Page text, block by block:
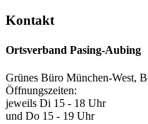
Kontakt
Ortsverband Pasing-Aubing
Grünes Büro München-West,
Öffnungszeiten:
jeweils Di 15 - 18 Uhr
und Do 15 - 19 Uhr